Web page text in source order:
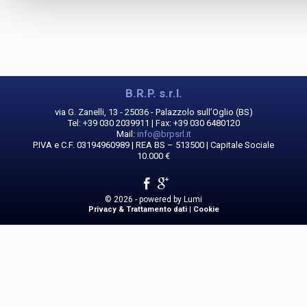
B.R.P. s.r.l.
via G. Zanelli, 13 - 25036 - Palazzolo sull’Oglio (BS)
Tel: +39 030 2039911 | Fax: +39 030 6480120
Mail: info@brpsrl.it
P.IVA e C.F. 03194960989 | REA BS – 513500 | Capitale Sociale
10.000 €
© 2026 - powered by Lumi
Privacy & Trattamento dati| Cookie